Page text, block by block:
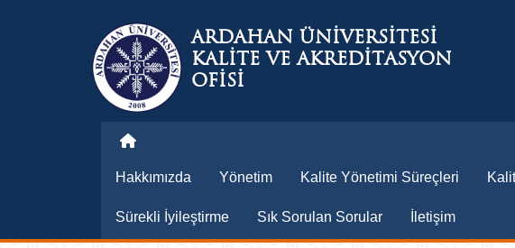
ARDAHAN ÜNİVERSİTESİ
KALİTE VE AKREDİTASYON
OFİSİ
Hakkımızda Yönetim Kalite Yönetimi Süreçleri
Sürekli İyileştirme Sık Sorulan Sorular İletişim